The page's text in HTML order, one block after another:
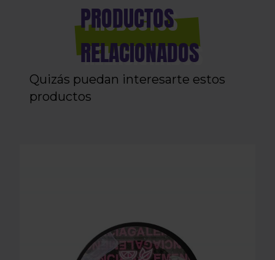
PRODUCTOS
RELACIONADOS
Quizás puedan interesarte estos
productos